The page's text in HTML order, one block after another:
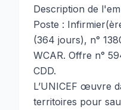
Description de
Poste :
(364 jours), n°
WCAR. Offre n°
CDD.
L’UNICEF œuvre
territoires pour